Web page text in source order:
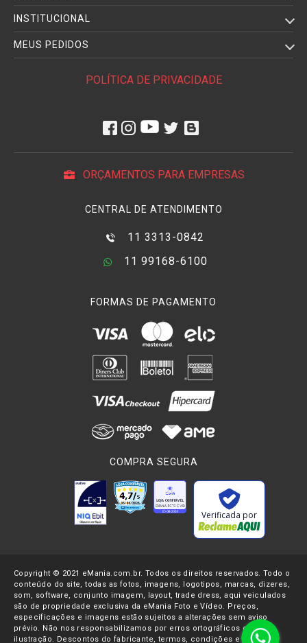
INSTITUCIONAL
MEUS PEDIDOS
POLÍTICA DE PRIVACIDADE
ORÇAMENTOS PARA EMPRESAS
CENTRAL DE ATENDIMENTO
11 3313-0842
11 99168-6100
FORMAS DE PAGAMENTO
COMPRA SEGURA
Verificada por
Copyright © 2021 eMania.com.br. Todos os direitos reservados. Todo o
conteúdo do site, todas as fotos, imagens, logotipos, marcas, dizeres,
som, software, conjunto imagem, layout, trade dress, aqui veiculados
são de propriedade exclusiva da eMania Foto e Vídeo. Preços,
especificações e imagens estão sujeitos a alterações sem aviso
prévio. Não nos responsabilizamos por erros ortográficos ou de
ilustração. Descontos do fabricante, termos, condições e datas de